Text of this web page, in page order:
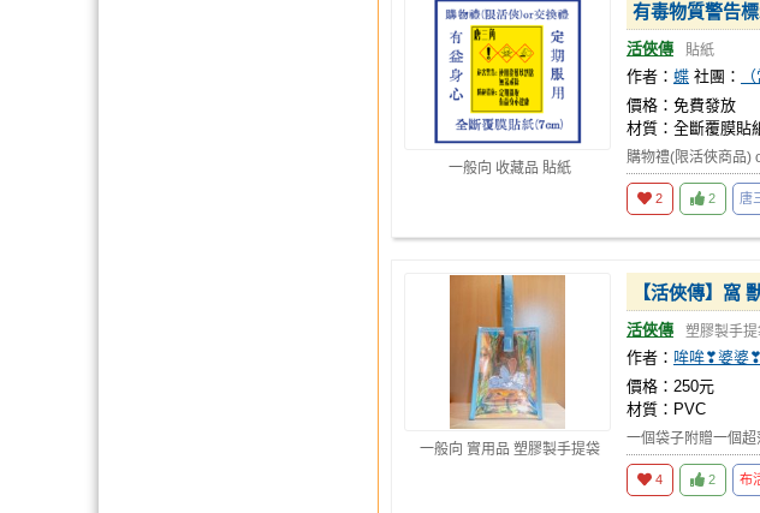
一般向 收藏品 貼紙
有毒物質警告
活俠傳 貼紙
作者： 蝶 社團：
價格：免費發放
材質：全斷覆膜貼
購物禮(限活俠商品)
2 2 唐
一般向 實用品 塑膠製手提袋
【活俠傳】窩
活俠傳 塑膠製手
作者： 哞哞❣婆婆
價格：250元
材質：PVC
一個袋子附贈一個
4 2 布